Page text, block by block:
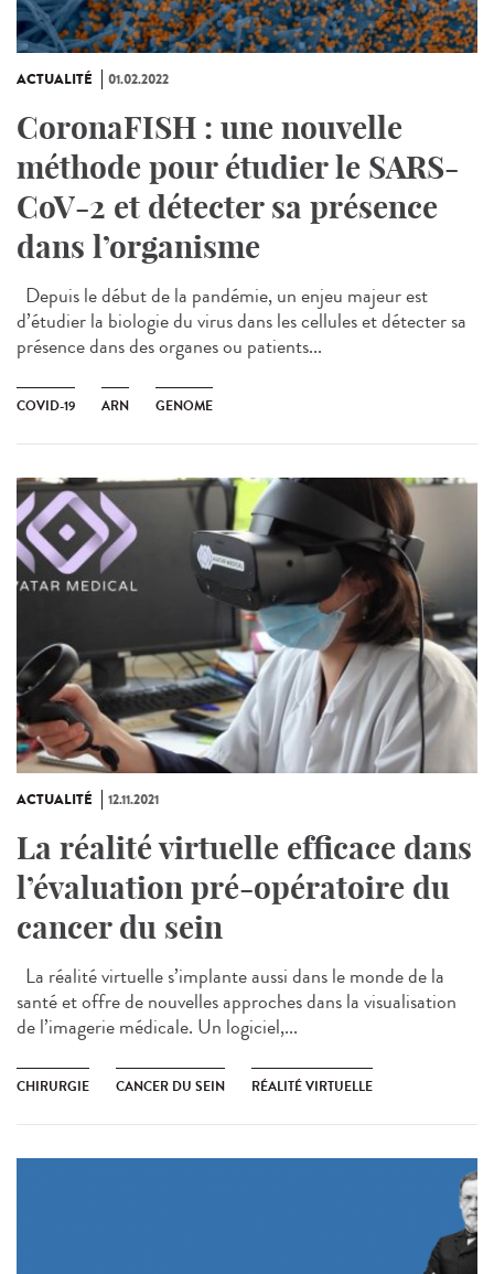
ACTUALITÉ 01.02.2022
CoronaFISH : une nouvelle
méthode pour étudier le SARS-
CoV-2 et détecter sa présence
dans l’organisme
Depuis le début de la pandémie, un enjeu majeur est
d’étudier la biologie du virus dans les cellules et détecter sa
présence dans des organes ou patients...
COVID-19 ARN GENOME
ACTUALITÉ 12.11.2021
La réalité virtuelle efficace dans
l’évaluation pré-opératoire du
cancer du sein
La réalité virtuelle s’implante aussi dans le monde de la
santé et offre de nouvelles approches dans la visualisation
de l’imagerie médicale. Un logiciel,...
CHIRURGIE CANCER DU SEIN RÉALITÉ VIRTUELLE